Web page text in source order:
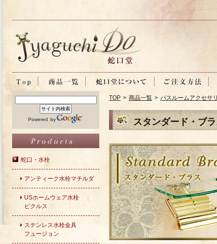
Powered by
蛇口・水栓
アンティーク水栓マチルダ
USホームウェア水栓
ピクルス
ステンレス水栓金具
フュージョン
TOP > 商品一覧 > バスルームアクセサ
スタンダード・ブ